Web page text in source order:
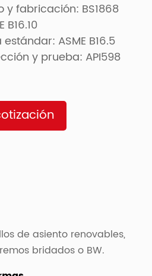
y fabricación: BS1868
ASME B16.5
y prueba: API598
de asiento renovables,
bridados o BW.